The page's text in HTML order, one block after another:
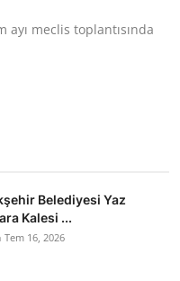
meclis toplantısında
Belediyesi Yaz
Kalesi ...
Tem 16, 2026